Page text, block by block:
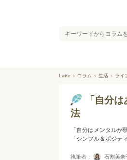
Latte コラム 生活 ライ
「自分
法
「自分はメンタル
「シンプル＆ポジテ
執筆者： 石割美奈